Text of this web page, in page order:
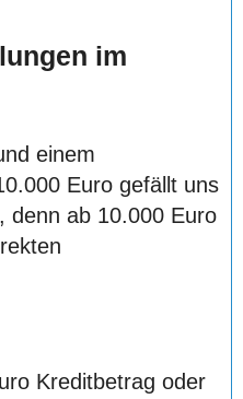
im
einem
Euro gefällt uns
denn ab 10.000 Euro
Kreditbetrag oder